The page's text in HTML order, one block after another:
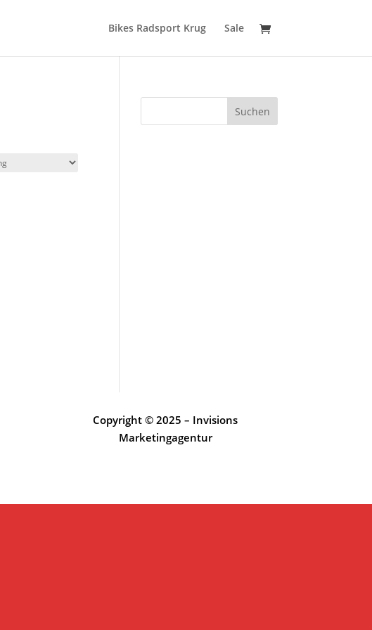
Bikes Radsport Krug Sale
Suchen
Copyright © 2025 – Invisions
Marketingagentur